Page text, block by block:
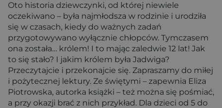
Oto historia dziewczynki, od której niewiele
oczekiwano – była najmłodsza w rodzinie i urodziła
się w czasach, kiedy do ważnych zadań
przygotowywano wyłącznie chłopców. Tymczasem
ona została… królem! I to mając zaledwie 12 lat! Jak
to się stało? I jakim królem była Jadwiga?
Przeczytajcie i przekonajcie się. Zapraszamy do miłej
i pożytecznej lektury. Ze świętymi – zapewnia Eliza
Piotrowska, autorka książki – też można się pośmiać,
a przy okazji brać z nich przykład. Dla dzieci od 5 do